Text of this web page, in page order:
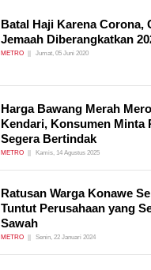
Batal Haji Karena Corona,
Jemaah Diberangkatkan
METRO Jumat, 05 Juni 2020
Harga Bawang Merah
Kendari, Konsumen Minta
Segera Bertindak
METRO Kamis, 14 Agustus 2025
Ratusan Warga Konawe
Tuntut Perusahaan yang
Sawah
METRO Senin, 22 Januari 2024